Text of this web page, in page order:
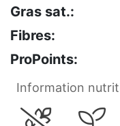
Gras sat.:
Fibres:
ProPoints:
Information